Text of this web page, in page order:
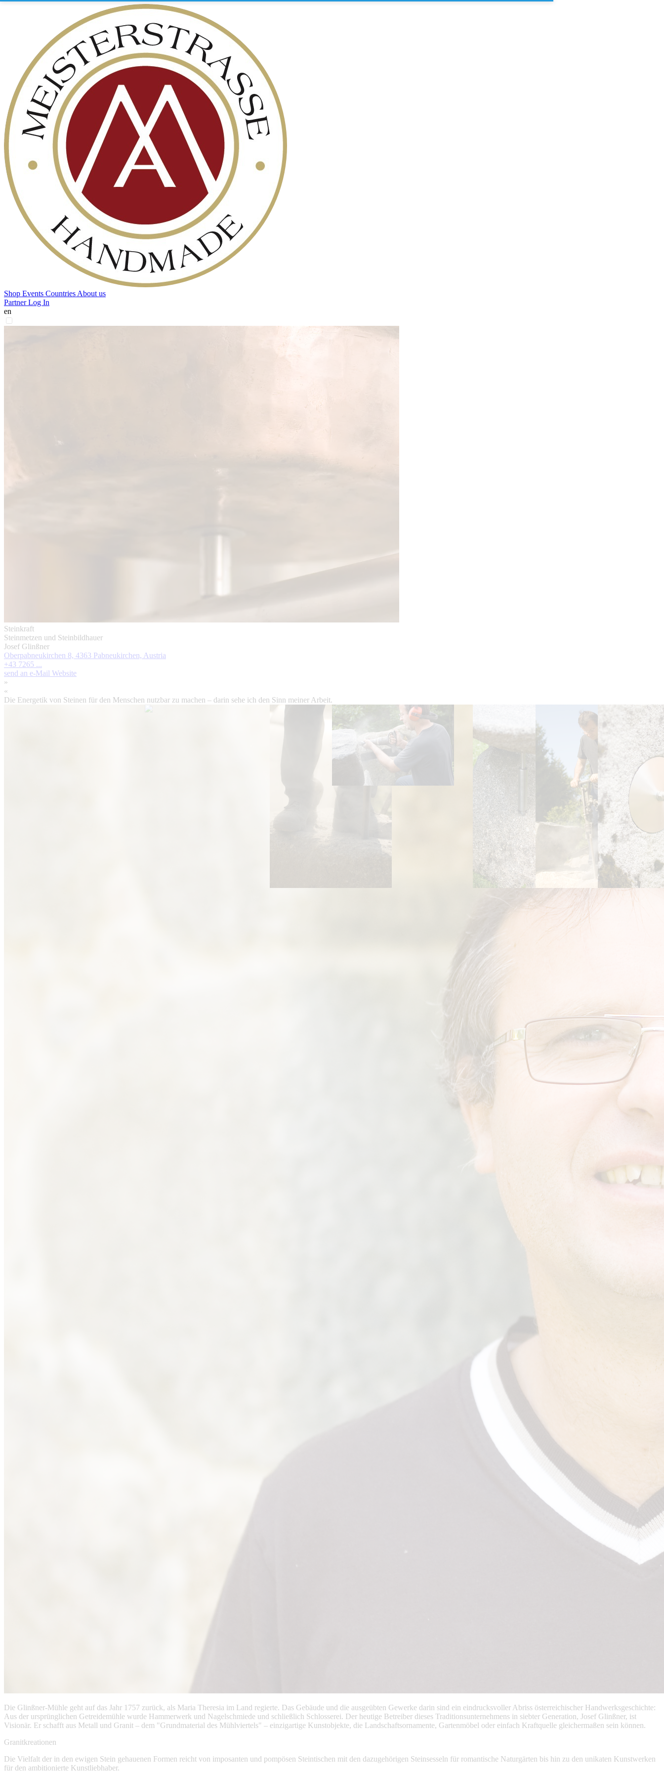
Shop Events Countries About us
Partner Log In
en
Steinkraft
Steinmetzen und Steinbildhauer
Josef Glinßner
Oberpabneukirchen 8, 4363 Pabneukirchen, Austria
+43 7265 ...
send an e-Mail Website
»
«
Die Energetik von Steinen für den Menschen nutzbar zu machen – darin sehe ich den Sinn meiner Arbeit.
Die Glinßner-Mühle geht auf das Jahr 1757 zurück, als Maria Theresia im Land regierte. Das Gebäude und die ausgeübten Gewerke darin sind ein eindrucksvoller Abriss österreichischer Handwerksgeschichte:
Aus der ursprünglichen Getreidemühle wurde Hammerwerk und Nagelschmiede und schließlich Schlosserei. Der heutige Betreiber dieses Traditionsunternehmens in siebter Generation, Josef Glinßner, ist
Visionär. Er schafft aus Metall und Granit – dem "Grundmaterial des Mühlviertels" – einzigartige Kunstobjekte, die Landschaftsornamente, Gartenmöbel oder einfach Kraftquelle gleichermaßen sein können.
Granitkreationen
Die Vielfalt der in den ewigen Stein gehauenen Formen reicht von imposanten und pompösen Steintischen mit den dazugehörigen Steinsesseln für romantische Naturgärten bis hin zu den unikaten Kunstwerken
für den ambitionierte Kunstliebhaber.